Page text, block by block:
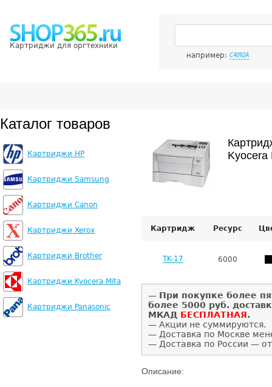
Картриджи для оргтехники
например: C4092A
Каталог товаров
Картриджи HP
Картриджи Samsung
Картриджи Canon
Картриджи Xerox
Картриджи Brother
Картриджи Kyocera Mita
Картриджи Panasonic
Kyocera
Картридж Ресурс
TK-17 6000
— При покупке более
более 5000 руб.
МКАД БЕСПЛАТНАЯ.
— Акции не суммируются.
— Доставка по Москве
— Доставка по России —
Описание: